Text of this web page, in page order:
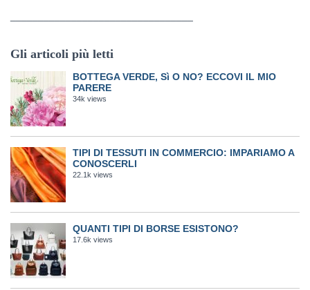
Gli articoli più letti
BOTTEGA VERDE, Sì O NO? ECCOVI IL MIO
PARERE
34k views
TIPI DI TESSUTI IN COMMERCIO: IMPARIAMO A
CONOSCERLI
22.1k views
QUANTI TIPI DI BORSE ESISTONO?
17.6k views